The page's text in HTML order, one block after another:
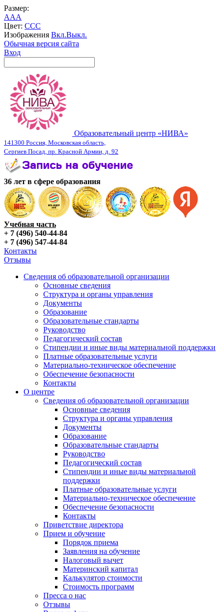
Размер:
AAA
Цвет: CCC
Изображения Вкл.Выкл.
Обычная версия сайта
Вход
Образовательный центр «НИВА»
141300 Россия, Московская область,
Сергиев Посад, пр. Красной Армии, д. 92
36 лет в сфере образования
Учебная часть
+ 7 (496) 540-44-84
+ 7 (496) 547-44-84
Контакты
Отзывы
Сведения об образовательной организации
Основные сведения
Структура и органы управления
Документы
Образование
Образовательные стандарты
Руководство
Педагогический состав
Стипендии и иные виды материальной поддержки
Платные образовательные услуги
Материально-техническое обеспечение
Обеспечение безопасности
Контакты
О центре
Сведения об образовательной организации
Основные сведения
Структура и органы управления
Документы
Образование
Образовательные стандарты
Руководство
Педагогический состав
Стипендии и иные виды материальной
поддержки
Платные образовательные услуги
Материально-техническое обеспечение
Обеспечение безопасности
Контакты
Приветствие директора
Прием и обучение
Порядок приема
Заявления на обучение
Налоговый вычет
Материнский капитал
Калькулятор стоимости
Стоимость программ
Пресса о нас
Отзывы